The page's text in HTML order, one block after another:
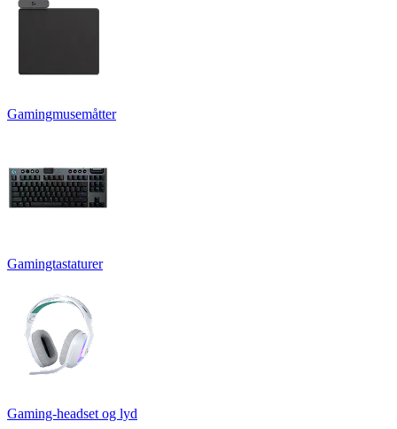
Gamingmusemåtter
Gamingtastaturer
Gaming-headset og lyd